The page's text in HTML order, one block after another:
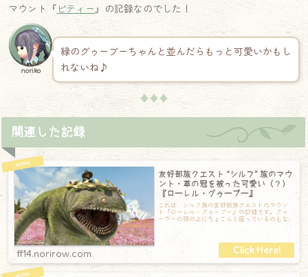
マウント『 ピティー』の記録なのでした！
noriko
緑のグゥーブーちゃんと並んだらもっと可愛いかもし
れないね♪
♦♦♦
関連した記録
友好部族クエスト “シルフ” 族のマウ
ント・草の冠を被った可愛い（？）
『ローレル・グゥーブー』
これは、シルフ族の友好部族クエストのマウン
ト『ローレル・グゥーブー』の記録です。グゥ
ーヴーの頭の上にちょこんと座っているのもな
ff14.norirow.com